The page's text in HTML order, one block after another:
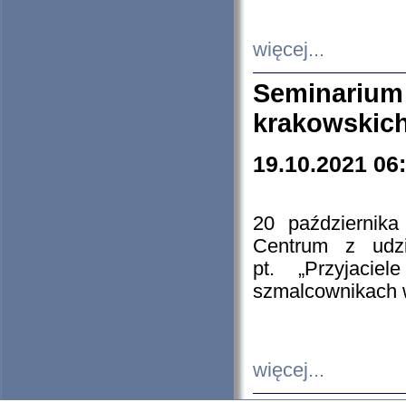
więcej...
19.10.2021
20
Centrum z
pt.
szmalcownikach
więcej...